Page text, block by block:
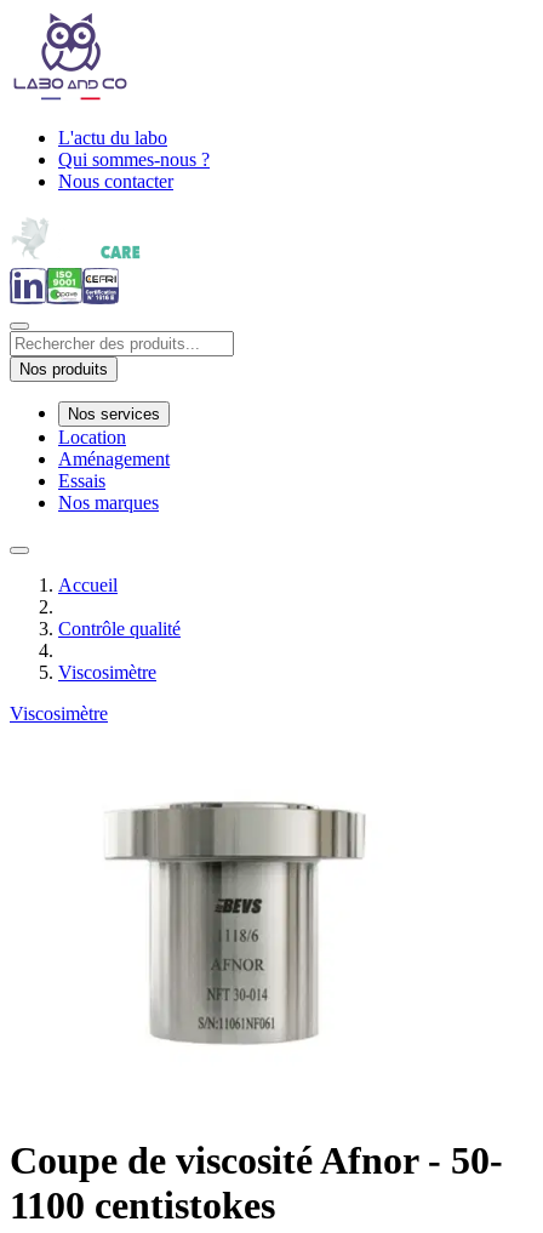
L'actu du labo
Qui sommes-nous ?
Nous contacter
Nos produits
Nos services
Location
Aménagement
Essais
Nos marques
Accueil
Contrôle qualité
Viscosimètre
Viscosimètre
Coupe de viscosité Afnor - 50-
1100 centistokes